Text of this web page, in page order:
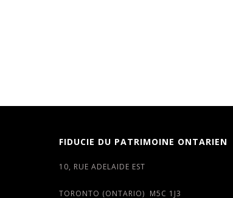
FIDUCIE DU PATRIMOINE ONTARIEN
10, RUE ADELAIDE EST
TORONTO (ONTARIO) M5C 1J3